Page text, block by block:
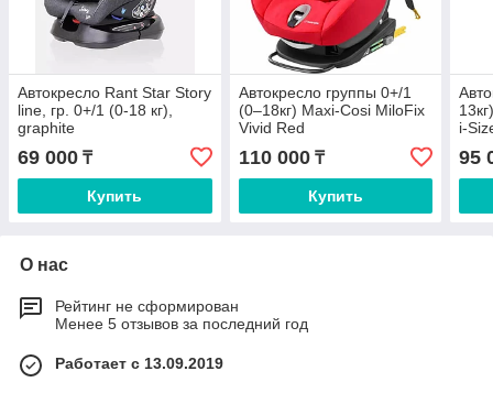
Автокресло Rant Star Story
line, гр. 0+/1 (0-18 кг),
graphite
69 000 ₸
Купить
Автокресло группы 0+/1
(0–18кг) Maxi-Cosi MiloFix
Vivid Red
110 000₸
Купить
i-
95
О нас
Рейтинг не сформирован
Менее 5 отзывов за последний год
Работает с 13.09.2019